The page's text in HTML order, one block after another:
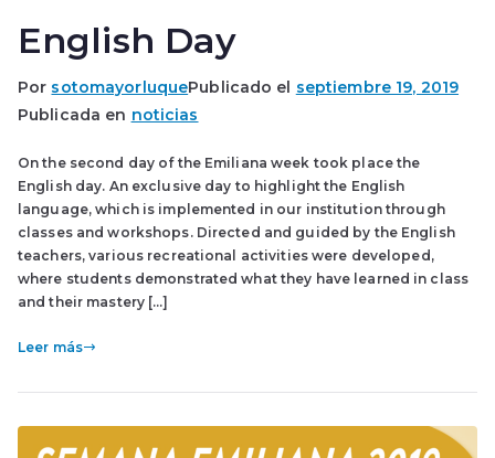
English Day
Por sotomayorluquePublicado el septiembre 19, 2019
Publicada en noticias
On the second day of the Emiliana week took place the
English day. An exclusive day to highlight the English
language, which is implemented in our institution through
classes and workshops. Directed and guided by the English
teachers, various recreational activities were developed,
where students demonstrated what they have learned in class
and their mastery […]
Leer más